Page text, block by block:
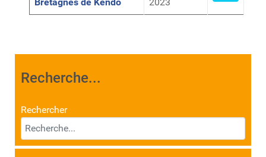
Recherche...
Rechercher